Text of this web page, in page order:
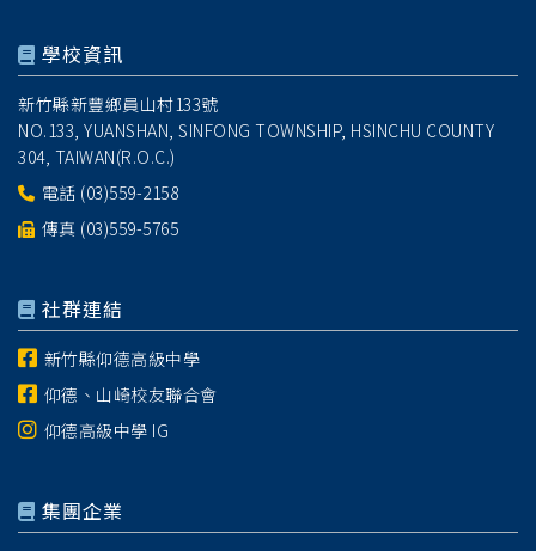
學校資訊
新竹縣新豐鄉員山村133號
NO.133, YUANSHAN, SINFONG TOWNSHIP, HSINCHU COUNTY
304, TAIWAN(R.O.C.)
電話 (03)559-2158
傳真 (03)559-5765
社群連結
新竹縣仰德高級中學
仰德、山崎校友聯合會
仰德高級中學 IG
集團企業